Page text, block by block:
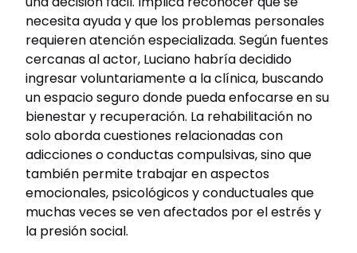
necesita ayuda y que los problemas personales
requieren atención especializada. Según fuentes
cercanas al actor, Luciano habría decidido
ingresar voluntariamente a la clínica, buscando
un espacio seguro donde pueda enfocarse en su
bienestar y recuperación. La rehabilitación no
solo aborda cuestiones relacionadas con
adicciones o conductas compulsivas, sino que
también permite trabajar en aspectos
emocionales, psicológicos y conductuales que
muchas veces se ven afectados por el estrés y
la presión social.